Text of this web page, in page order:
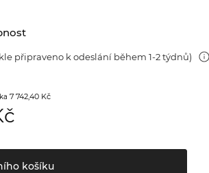
připraveno k odeslání během 1-2 týdnů)
7 742,40 Kč
košíku